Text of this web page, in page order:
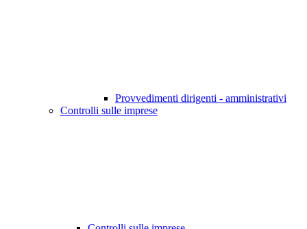
Provvedimenti dirigenti - amministrativi
Controlli sulle imprese